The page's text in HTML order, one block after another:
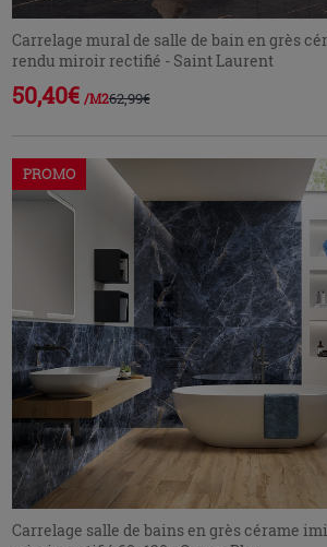
Carrelage mural de salle de bain en grès
rendu miroir rectifié - Saint Laurent
50,40€ /M262,99€
PROMO
Carrelage salle de bains en grès cérame